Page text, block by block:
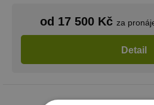
od 17 500 Kč za
Detail